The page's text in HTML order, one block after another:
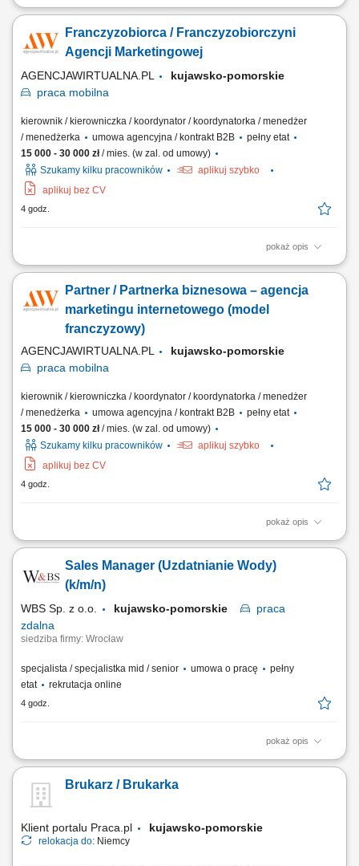
Budowa i montaż zewnętrznych sieci wodno-kanalizacyjnych;
dokumentacji technicznej i rysunków; Obsługa niwelatora optycznego
oraz laserowego; Dbanie o jakość i terminowość realizowanych prac;
Franczyzobiorca / Franczyzobiorczyni
Agencji Marketingowej
AGENCJAWIRTUALNA.PL
kujawsko-pomorskie
praca mobilna
kierownik / kierowniczka / koordynator / koordynatorka / menedżer
/ menedżerka
umowa agencyjna / kontrakt B2B
pełny etat
15 000 - 30 000 zł/ mies. (w zal. od umowy)
Szukamy kilku pracowników
aplikuj szybko
aplikuj bez CV
4 godz.
pokaż opis
Twój Zakres Działania: Prowadzenie własnej działalności gospodarczej
obsługa klientów biznesowych. Zarządzanie sprzedażą usług
marketingu internetowego (strony WWW, sklepy internetowe, Social
Media, SEO/SEM, filmy...
Partner / Partnerka biznesowa – agencja
marketingu internetowego (model
franczyzowy)
AGENCJAWIRTUALNA.PL
kujawsko-pomorskie
praca mobilna
kierownik / kierowniczka / koordynator / koordynatorka / menedżer
/ menedżerka
umowa agencyjna / kontrakt B2B
pełny etat
15 000 - 30 000 zł/ mies. (w zal. od umowy)
Szukamy kilku pracowników
aplikuj szybko
aplikuj bez CV
4 godz.
pokaż opis
Zakres działania prowadzenie własnej działalności w modelu
pozyskiwanie oraz obsługa klientów biznesowych; sprzedaż usług
marketingu internetowego (strony WWW, sklepy internetowe, social
Sales Manager (Uzdatnianie Wody)
(k/m/n)
WBS Sp. z o.o. kujawsko-pomorskie
praca
zdalna
siedziba firmy: Wrocław
specjalista / specjalistka mid / senior umowa o pracę
pełny
etat
rekrutacja online
4 godz.
pokaż opis
Opis stanowiska pracy/zadania: Aktywne pozyskiwanie nowych klientów
klientami oraz zapewnianie im bieżącego wsparcia. Prowadzenie
negocjacji handlowych oraz przygotowywanie ofert dopasowanych do
Brukarz / Brukarka
Klient portalu Praca.pl kujawsko-pomorskie
relokacja do: Niemcy